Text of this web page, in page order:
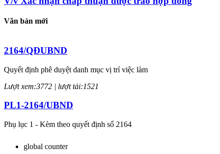
Văn bản mới
2164/QĐUBND
Quyết định phê duyệt danh mục vị trí việc làm
Lượt xem:3772 | lượt tải:1521
PL1-2164/UBND
Phụ lục 1 - Kèm theo quyết định số 2164
global counter